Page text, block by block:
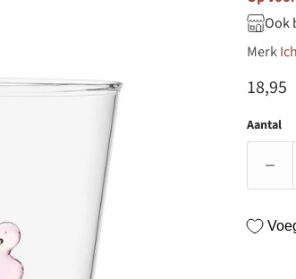
Ook
Merk
18,95
Aantal